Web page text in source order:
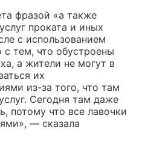
фразой «а также
проката и иных
с использованием
тем, что обустроены
а жители не могут в
их
из-за того, что там
Сегодня там даже
потому что все лавочки
— сказала